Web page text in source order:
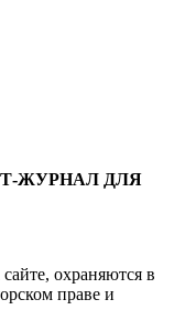
ЖУРНАЛ ДЛЯ
охраняются в
праве и